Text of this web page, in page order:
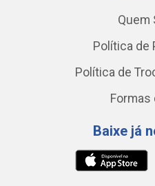
Quem
Política de
Política de
Formas
Baixe já